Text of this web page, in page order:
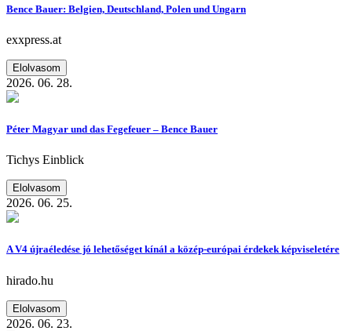
Bence Bauer: Belgien, Deutschland, Polen und Ungarn
exxpress.at
Elolvasom
2026. 06. 28.
Péter Magyar und das Fegefeuer – Bence Bauer
Tichys Einblick
Elolvasom
2026. 06. 25.
A V4 újraéledése jó lehetőséget kínál a közép-európai érdekek képviseletére
hirado.hu
Elolvasom
2026. 06. 23.